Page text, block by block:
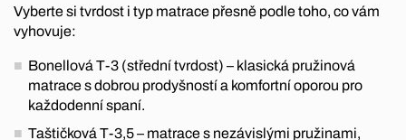
Vyberte si tvrdost i typ matrace přesně podle toho, co vám
vyhovuje:
Bonellová T-3 (střední tvrdost) – klasická pružinová
matrace s dobrou prodyšností a komfortní oporou pro
každodenní spaní.
Taštičková T-3,5 – matrace s nezávislými pružinami,